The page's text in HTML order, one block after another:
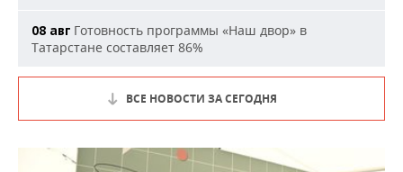
08 авг Готовность программы «Наш двор» в
Татарстане составляет 86%
ВСЕ НОВОСТИ ЗА СЕГОДНЯ